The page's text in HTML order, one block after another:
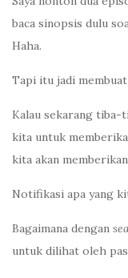
baca sinopsis dulu
Haha.
Tapi itu jadi
Kalau sekarang tiba-
kita untuk
kita akan
Notifikasi apa yang
Bagaimana dengan
untuk dilihat oleh